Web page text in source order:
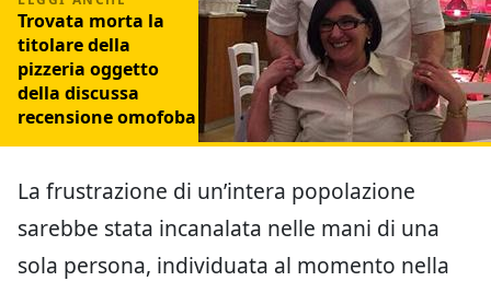
Trovata morta la
titolare della
pizzeria oggetto
della discussa
recensione omofoba
La frustrazione di un’intera popolazione
sarebbe stata incanalata nelle mani di una
sola persona, individuata al momento nella